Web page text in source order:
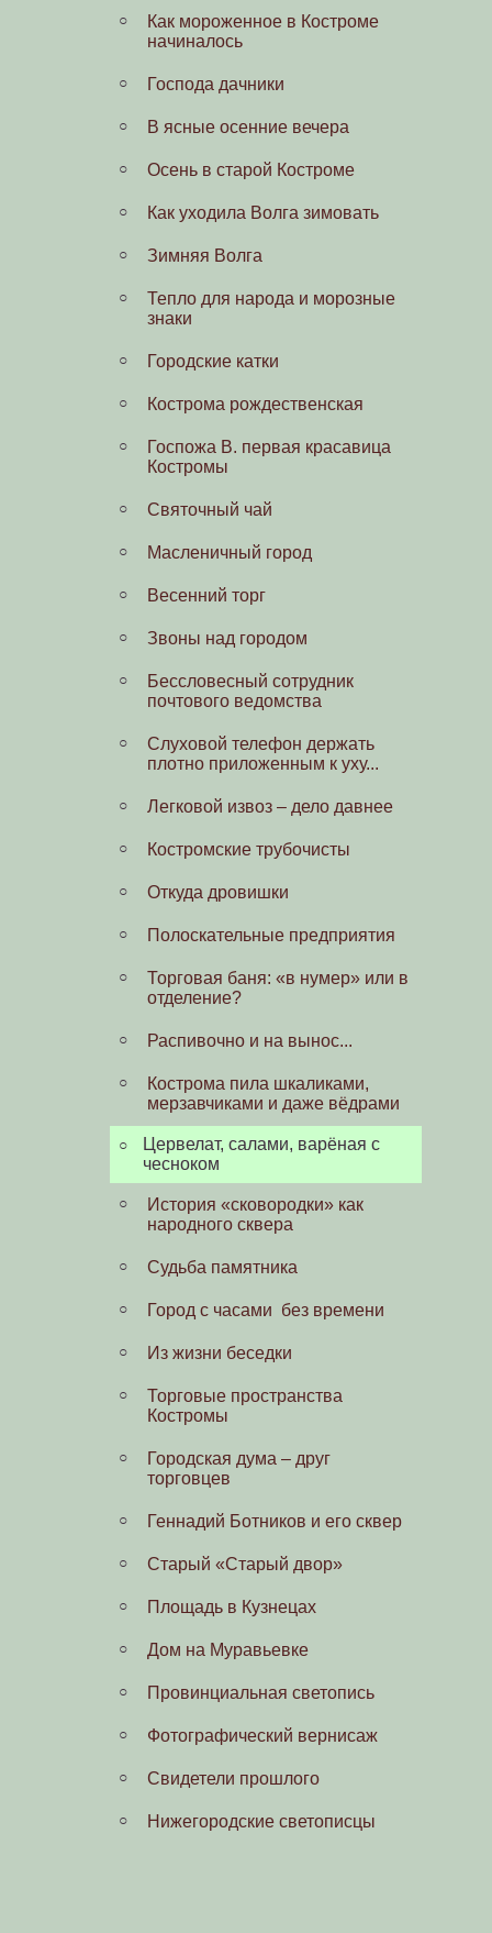
Костромичи в часы досуга
базары
Тревожные события
В годы Русско-японской войны
После царского манифеста
Гимназия
Игры детей начала века
Романовых в Костроме
Под крылом попечительства
Императрицы
Накануне первой мировой
Взгляд через столетие
Фотографии от участников
Соболев А.П.
Васильев Михаил
Как мороженное в Костроме
начиналось
Господа дачники
В ясные осенние вечера
Осень в старой Костроме
Как уходила Волга зимовать
Зимняя Волга
Тепло для народа и морозные
знаки
Городские катки
Кострома рождественская
Госпожа В. первая красавица
Костромы
Святочный чай
Масленичный город
Весенний торг
Звоны над городом
Бессловесный сотрудник
почтового ведомства
Cлуховой телефон держать
плотно приложенным к уху...
Легковой извоз – дело давнее
Костромские трубочисты
Откуда дровишки
Полоскательные предприятия
Торговая баня: «в нумер» или в
отделение?
Распивочно и на вынос...
Кострома пила шкаликами,
мерзавчиками и даже вёдрами
Цервелат, салами, варёная с
чесноком
История «сковородки» как
народного сквера
Судьба памятника
Город с часами без времени
Из жизни беседки
Торговые пространства
Костромы
Городская дума – друг
торговцев
Геннадий Ботников и его сквер
Старый «Старый двор»
Площадь в Кузнецах
Дом на Муравьевке
Провинциальная светопись
Фотографический вернисаж
Свидетели прошлого
Нижегородские светописцы